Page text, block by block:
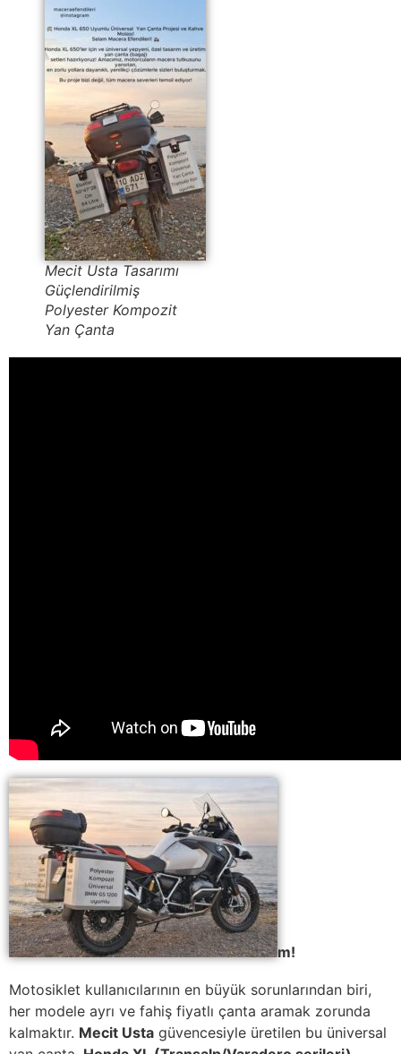
Mecit Usta Tasarımı
Güçlendirilmiş
Polyester Kompozit
Yan Çanta
m!
Motosiklet kullanıcılarının en büyük sorunlarından biri,
her modele ayrı ve fahiş fiyatlı çanta aramak zorunda
kalmaktır. Mecit Usta güvencesiyle üretilen bu üniversal